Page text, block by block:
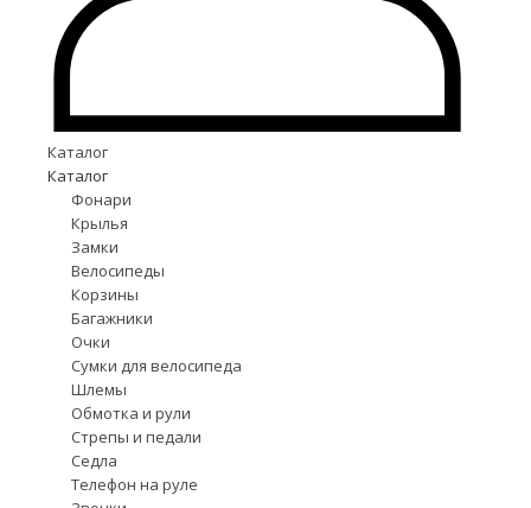
Каталог
Каталог
Фонари
Крылья
Замки
Велосипеды
Корзины
Багажники
Очки
Сумки для велосипеда
Шлемы
Обмотка и рули
Стрепы и педали
Седла
Телефон на руле